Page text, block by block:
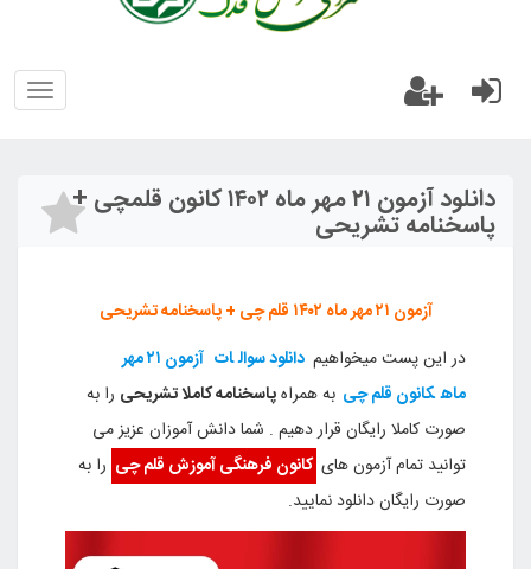
دانلود آزمون ۲۱ مهر ماه ۱۴۰۲ کانون قلمچی +
پاسخنامه تشریحی
آزمون ۲۱ مهر ماه ۱۴۰۲ قلم چی + پاسخنامه تشریحی
در این پست میخواهیم دانلود سوال ات
آزمون ۲۱ مهر
ماه کانون قلم چی به همراهپاسخنامه کاملا تشریحی را به
صورت کاملا رایگان قرار دهیم . شما دانش آموزان عزیز می
توانید تمام آزمون های کانون فرهنگی آموزش قلم چی را به
صورت رایگان دانلود نمایید.